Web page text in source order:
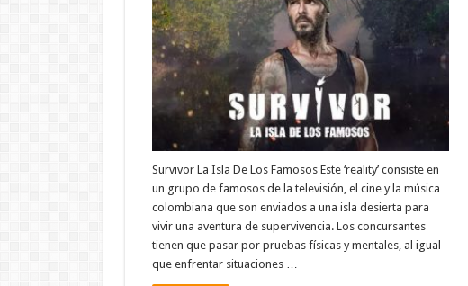
Survivor La Isla De Los Famosos Este ‘reality’ consiste en
un grupo de famosos de la televisión, el cine y la música
colombiana que son enviados a una isla desierta para
vivir una aventura de supervivencia. Los concursantes
tienen que pasar por pruebas físicas y mentales, al igual
que enfrentar situaciones …